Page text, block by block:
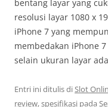
bentang layar yang
resolusi layar 1080 x
iPhone 7 yang
membedakan iPhone
selain ukuran layar
Entri ini ditulis di Slot
review,spesifikasi pada